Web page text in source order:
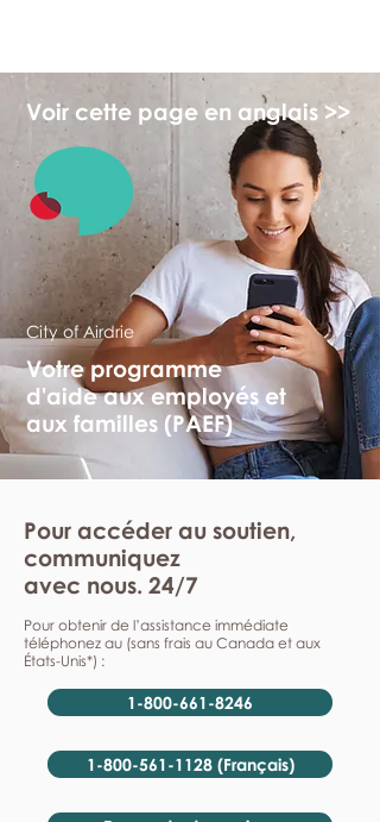
Voir cette page en anglais >>
City of Airdrie
Votre programme
d'aide aux employés et
aux familles (PAEF)
Pour accéder au soutien,
communiquez
avec nous. 24/7
Pour obtenir de l’assistance immédiate
téléphonez au (sans frais au Canada et aux
États-Unis*) :
1-800-661-8246
1-800-561-1128 (Français)